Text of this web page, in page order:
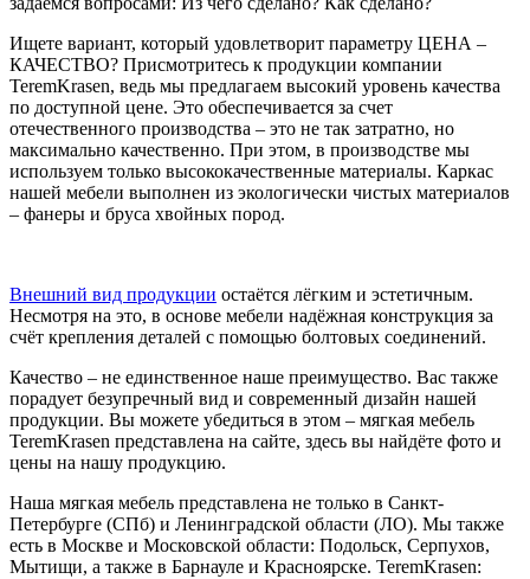
Ищете вариант, который удовлетворит параметру ЦЕНА –
КАЧЕСТВО? Присмотритесь к продукции компании
TeremKrasen, ведь мы предлагаем высокий уровень качества
по доступной цене. Это обеспечивается за счет
отечественного производства – это не так затратно, но
максимально качественно. При этом, в производстве мы
используем только высококачественные материалы. Каркас
нашей мебели выполнен из экологически чистых материалов
– фанеры и бруса хвойных пород.
Внешний вид продукции остаётся лёгким и эстетичным.
Несмотря на это, в основе мебели надёжная конструкция за
счёт крепления деталей с помощью болтовых соединений.
Качество – не единственное наше преимущество. Вас также
порадует безупречный вид и современный дизайн нашей
продукции. Вы можете убедиться в этом – мягкая мебель
TeremKrasen представлена на сайте, здесь вы найдёте фото и
цены на нашу продукцию.
Наша мягкая мебель представлена не только в Санкт-
Петербурге (СПб) и Ленинградской области (ЛО). Мы также
есть в Москве и Московской области: Подольск, Серпухов,
Мытищи, а также в Барнауле и Красноярске. TeremKrasen: